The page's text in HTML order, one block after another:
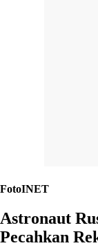
FotoINET
Astronaut
Pecahkan